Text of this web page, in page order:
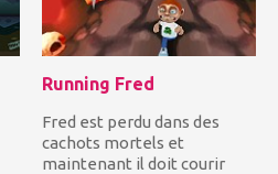
Running Fred
Fred est perdu dans des
cachots mortels et
maintenant il doit courir